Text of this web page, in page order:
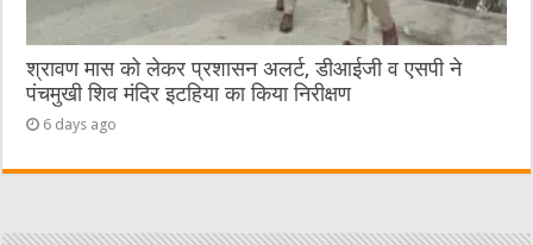
श्रावण मास को लेकर प्रशासन अलर्ट, डीआईजी व एसपी ने
पंचमुखी शिव मंदिर इटहिया का किया निरीक्षण
6 days ago